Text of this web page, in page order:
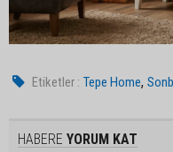
Etiketler : Tepe Home,
HABERE YORUM KAT